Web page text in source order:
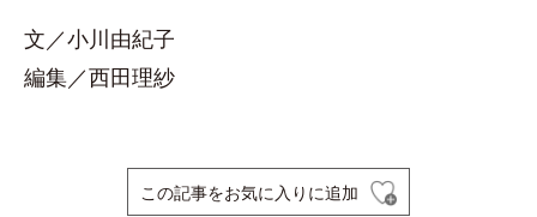
文／小川由紀子
編集／西田理紗
この記事をお気に入りに追加